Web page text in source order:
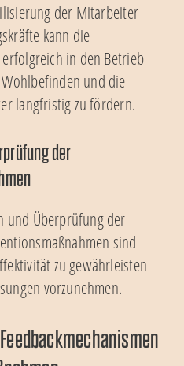
der Mitarbeiter
kann die
in den Betrieb
und die
langfristig zu fördern.
der
und Überprüfung der
sind
zu gewährleisten
vorzunehmen.